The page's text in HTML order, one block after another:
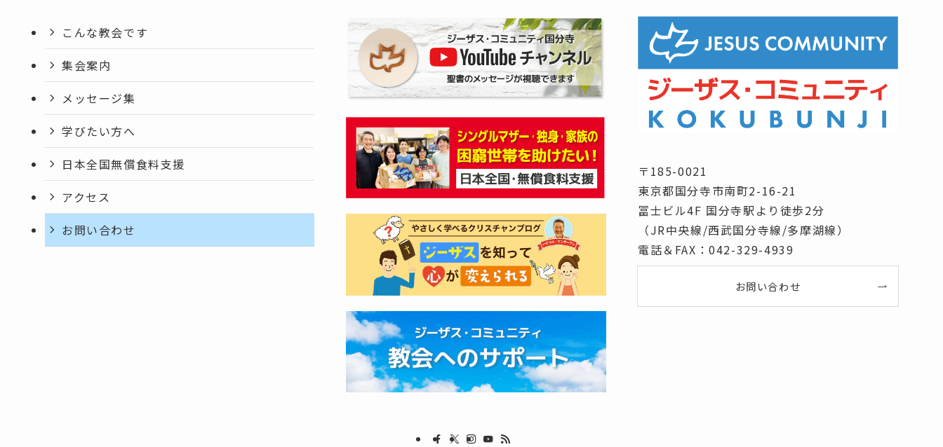
こんな教会です
集会案内
メッセージ集
学びたい方へ
日本全国無償食料支援
アクセス
お問い合わせ
〒185-0021
東京都国分寺市南町2-16-21
冨士ビル4F 国分寺駅より徒歩2分
（JR中央線/西武国分寺線/多摩湖線）
電話＆FAX：042-329-4939
お問い合わせ